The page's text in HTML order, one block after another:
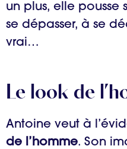
un plus, elle pousse
se dépasser, à se
vrai…
Le look de
Antoine veut à
de l’homme. Son